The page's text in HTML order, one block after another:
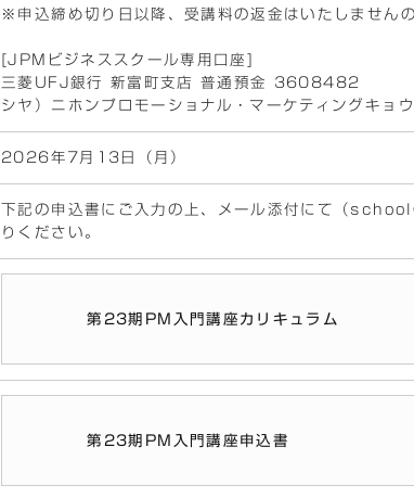
※申込締め切り日以降、受講料の返金はいたしません
[JPMビジネススクール専用口座]
三菱UFJ銀行 新富町支店 普通預金 3608482
シヤ）ニホンプロモーショナル・マーケティングキョ
2026年7月13日（月）
下記の申込書にご入力の上、メール添付にて（
りください。
第23期PM入門講座カリキュラム
第23期PM入門講座申込書